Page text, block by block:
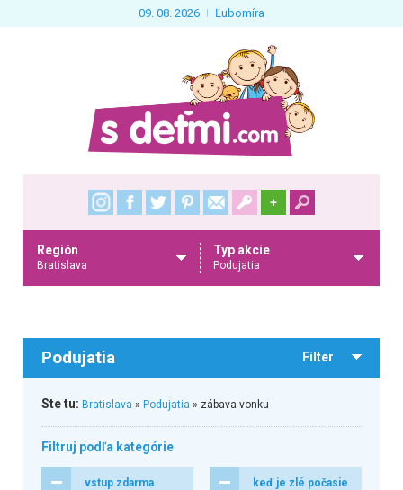
09. 08. 2026 Ľubomíra
+
Región
Bratislava
Typ akcie
Podujatia
Podujatia Filter
Ste tu: Bratislava » Podujatia » zábava vonku
Filtruj podľa kategórie
vstup zdarma keď je zlé počasie